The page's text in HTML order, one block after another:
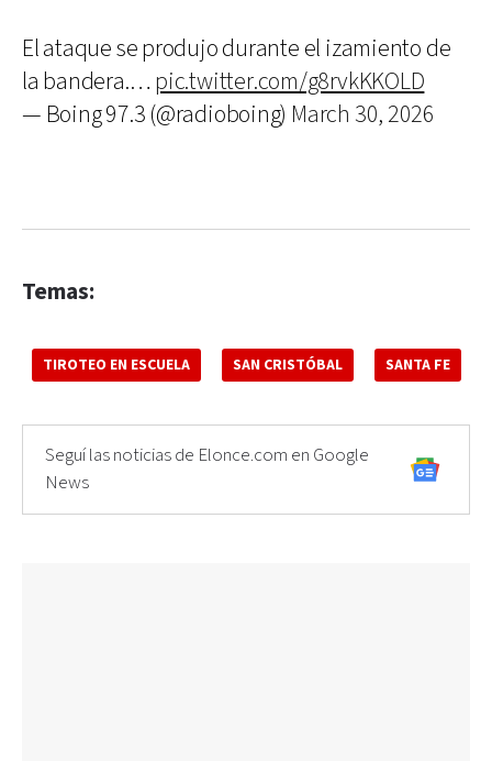
El ataque se produjo durante el izamiento de
la bandera.… pic.twitter.com/g8rvkKKOLD
— Boing 97.3 (@radioboing) March 30, 2026
Temas:
TIROTEO EN ESCUELA SAN CRISTÓBAL SANTA FE
Seguí las noticias de Elonce.com en Google
News